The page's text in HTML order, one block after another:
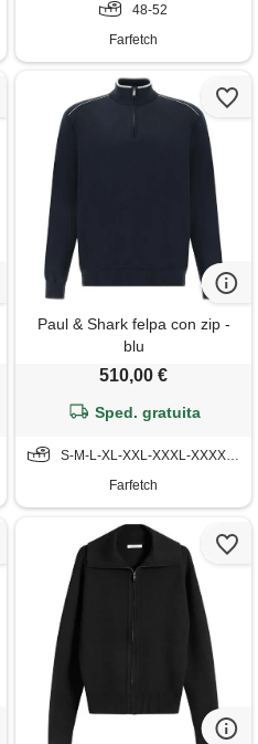
48-52
Farfetch
Paul & Shark felpa con zip -
blu
510,00 €
Sped. gratuita
S-M-L-XL-XXL-XXXL-XXXXL-5XL-6XL
Farfetch